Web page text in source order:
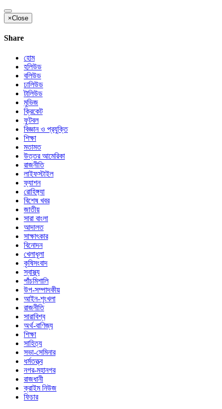
×Close
Share
হোম
হলিউড
বলিউড
ঢালিউড
টালিউড
মুভিজ
ক্রিকেট
ফুটবল
বিজ্ঞান ও প্রযুক্তি
শিক্ষা
মতামত
উত্তর আমেরিকা
রাজনীতি
লাইফস্টাইল
ফ্যাশন
রোহিঙ্গ্যা
বিশেষ খবর
জাতীয়
সারা বাংলা
আদালত
সাক্ষাৎকার
বিনোদন
খেলাধূলা
কৃষিসংবাদ
স্বাস্থ্য
পাঁচমিশালি
উপ-সম্পাদকীয়
আইন-শৃংখলা
রাজনীতি
সারাবিশ্ব
অর্থ-বাণিজ্য
শিক্ষা
সাহিত্য
সভা-সেমিনার
ধর্মতত্ত্ব
নগর-মহানগর
রাজধানী
ক্রাইম নিউজ
ফিচার